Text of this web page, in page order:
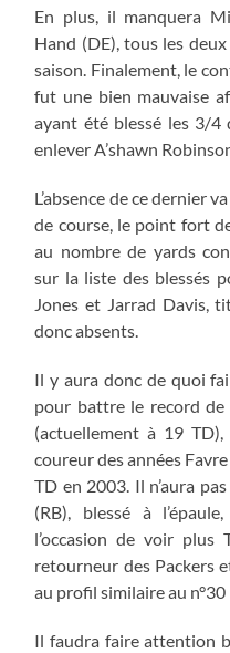
En plus, il manquera
Hand (DE), tous les
saison. Finalement, le
fut une bien mauvaise
ayant été blessé les 3/4
enlever A’shawn
L’absence de ce dernier
de course, le point fort
au nombre de yards
sur la liste des blessés
Jones et Jarrad Davis,
donc absents.
Il y aura donc de quoi
pour battre le record
(actuellement à 19
coureur des années
TD en 2003. Il n’aura
(RB), blessé à
l’occasion de voir plus
retourneur des Packers
au profil similaire au n°30
Il faudra faire attention